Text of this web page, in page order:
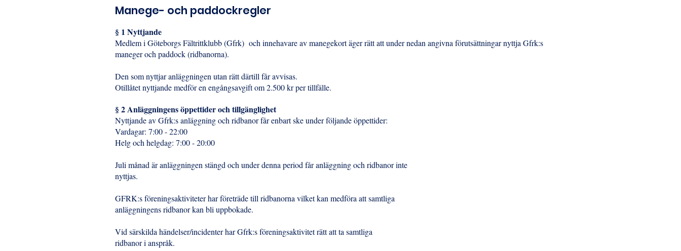
Manege- och paddockregler
§ 1 Nyttjande
Medlem i Göteborgs Fältrittklubb (Gfrk) och innehavare av manegekort äger rätt att under nedan angivna förutsättningar nyttja Gfrk:s
maneger och paddock (ridbanorna).
Den som nyttjar anläggningen utan rätt därtill får avvisas.
Otillåtet nyttjande medför en engångsavgift om 2.500 kr per tillfälle.
§ 2 Anläggningens öppettider och tillgänglighet
Nyttjande av Gfrk:s anläggning och ridbanor får enbart ske under följande öppettider:
Vardagar: 7:00 - 22:00
Helg och helgdag: 7:00 - 20:00
Juli månad är anläggningen stängd och under denna period får anläggning och ridbanor inte
nyttjas.
GFRK:s föreningsaktiviteter har företräde till ridbanorna vilket kan medföra att samtliga
anläggningens ridbanor kan bli uppbokade.
Vid särskilda händelser/incidenter har Gfrk:s föreningsaktivitet rätt att ta samtliga
ridbanor i anspråk.